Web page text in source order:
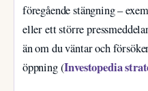
föregående stängning –
eller ett större
än om du väntar och
öppning (Investopedia